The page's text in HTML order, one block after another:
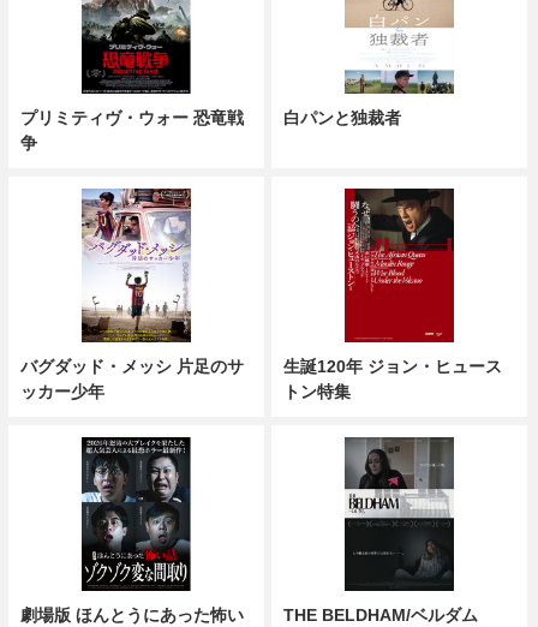
プリミティヴ・ウォー 恐竜戦
争
白パンと独裁者
バグダッド・メッシ 片足のサ
ッカー少年
生誕120年 ジョン・ヒュース
トン特集
劇場版 ほんとうにあった怖い
THE BELDHAM/ベルダム